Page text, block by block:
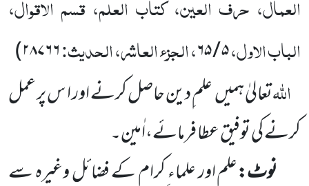
الباب الاول،۵/۶۵، الجزء العاشر، الحدیث:۲۸۷۶۶)
اللّٰہتعالیٰ ہمیںعلم ِدین حاصل کرنے اور ا س پر عمل
کرنے کی توفیق عطا فرمائے،اٰمین۔
نوٹ:علم اور علماء ِکرام کے فضائل وغیرہ سے